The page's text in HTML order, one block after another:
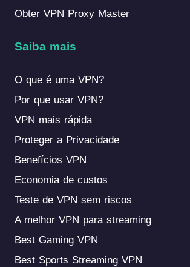
Obter VPN Proxy Master
Saiba mais
O que é uma VPN?
Por que usar VPN?
VPN mais rápida
Proteger a Privacidade
Benefícios VPN
Economia de custos
Teste de VPN sem riscos
A melhor VPN para streaming
Best Gaming VPN
Best Sports Streaming VPN